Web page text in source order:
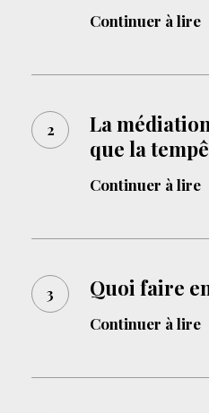
la
vie
continue
Continuer à lire
médiation
familiale
tempête
n’arrive
La
que la
Continuer à lire
faire
en
Quoi faire
Continuer à lire